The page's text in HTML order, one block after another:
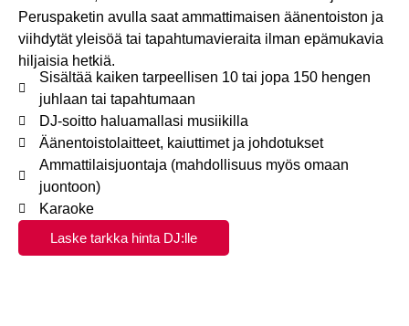
Peruspaketin avulla saat ammattimaisen äänentoiston ja
viihdytät yleisöä tai tapahtumavieraita ilman epämukavia
hiljaisia hetkiä.
Sisältää kaiken tarpeellisen 10 tai jopa 150 hengen
juhlaan tai tapahtumaan
DJ-soitto haluamallasi musiikilla
Äänentoistolaitteet, kaiuttimet ja johdotukset
Ammattilaisjuontaja (mahdollisuus myös omaan
juontoon)
Karaoke
Laske tarkka hinta DJ:lle